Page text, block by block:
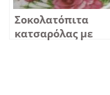
Σοκολατόπιτα
κατσαρόλας με